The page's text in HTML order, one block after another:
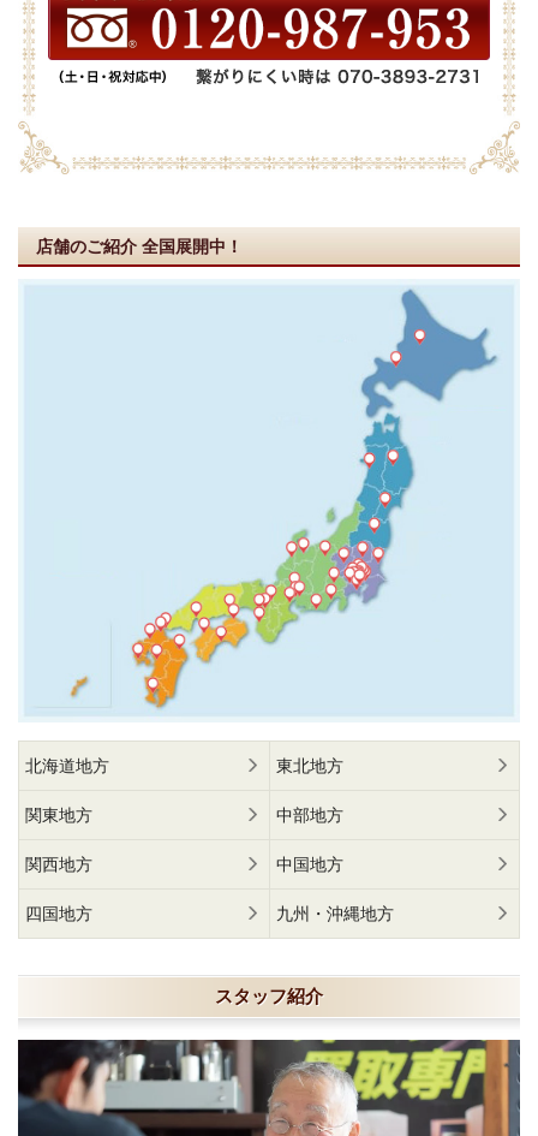
店舗のご紹介 全国展開中！
北海道地方 東北地方
関東地方 中部地方
関西地方 中国地方
四国地方 九州・沖縄地方
スタッフ紹介